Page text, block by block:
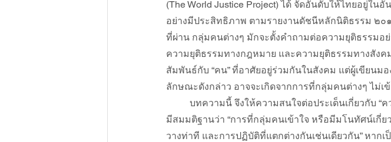
(The World Justice Project) ได้ จัดอันดับให้ไทยอยู่ใ
อย่างมีประสิทธิภาพ ตามรายงานดัชนีหลักนิติธรรม ๒๐๑
ที่ผ่าน กลุ่มคนต่างๆ มักจะตั้งคำถามต่อความยุติธรรมอย่
ความยุติธรรมทางกฎหมาย และความยุติธรรมทางสัง
สัมพันธ์กับ “คน” ที่อาศัยอยู่ร่วมกันในสังคม แต่ผู้เขียน
ลักษณะดังกล่าว อาจจะเกิดจากการที่กลุ่มคนต่างๆ ไม่
บทความนี้ จึงให้ความสนใจต่อประเด็นเกี่ยวกับ “
มีสมมติฐานว่า “การที่กลุ่มคนเข้าใจ หรือมีมโนทัศน์เกี่
วางท่าที และการปฏิบัติที่แตกต่างกันเช่นเดียวกัน” หาก